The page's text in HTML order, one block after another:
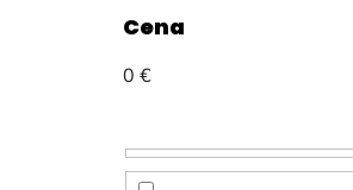
Cena
0 €